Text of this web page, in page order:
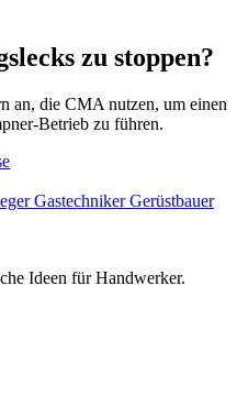
zu stoppen?
an, die CMA nutzen, um einen
Betrieb zu führen.
GastechnikerGerüstbauer
Ideen für Handwerker.